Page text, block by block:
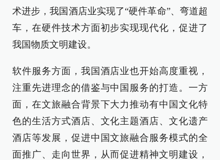
术进步，我国酒店业实现了“硬件革命”、弯道超
车，在硬件技术方面初步实现现代化，促进了
我国物质文明建设。
软件服务方面，我国酒店业也开始高度重视，
注重先进理念的借鉴与中国服务的打造。一方
面，在文旅融合背景下大力推动有中国文化特
色的生活方式酒店、文化主题酒店、文化遗产
酒店等发展，促进中国文旅融合服务模式的全
面推广、走向世界，从而促进精神文明建设，